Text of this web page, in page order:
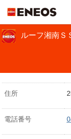
ルーフ湘南Ｓ
住所
電話番号